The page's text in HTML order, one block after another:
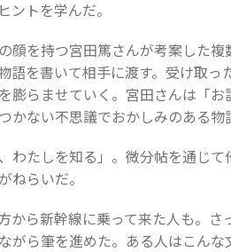
トを学んだ。
顔を持つ宮田篤さんが考案した
語を書いて相手に渡す。受け取
膨らませていく。宮田さんは「
ない不思議でおかしみのある物
わたしを知る」。微分帖を通じ
ねらいだ。
から新幹線に乗って来た人も。
ら筆を進めた。ある人はこんな